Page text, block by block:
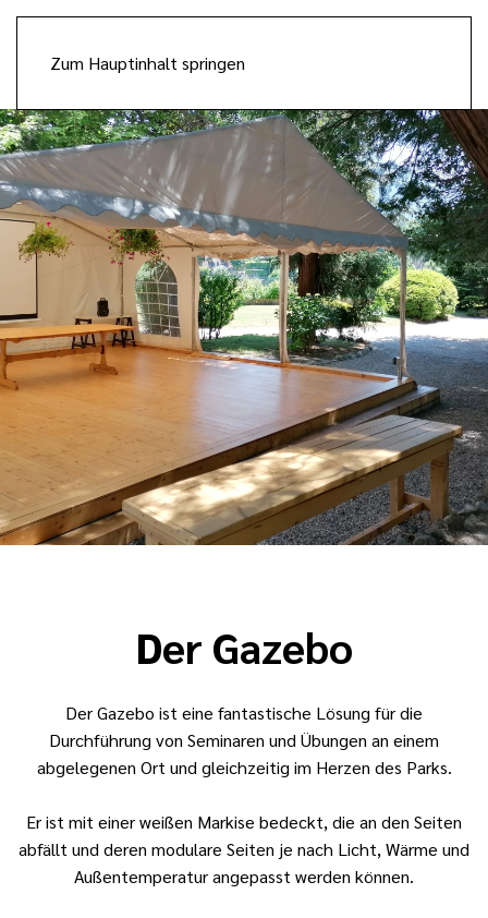
Zum Hauptinhalt springen
Der Gazebo
Der Gazebo ist eine fantastische Lösung für die
Durchführung von Seminaren und Übungen an einem
abgelegenen Ort und gleichzeitig im Herzen des Parks.
Er ist mit einer weißen Markise bedeckt, die an den Seiten
abfällt und deren modulare Seiten je nach Licht, Wärme und
Außentemperatur angepasst werden können.